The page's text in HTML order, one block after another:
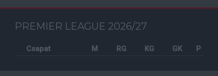
PREMIER LEAGUE 2026/27
Csapat M RG KG GK P